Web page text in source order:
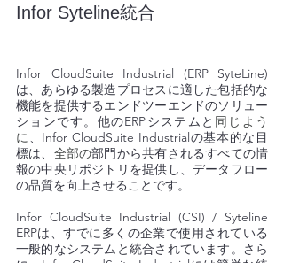
Infor Syteline統合
Infor CloudSuite Industrial (ERP SyteLine)
は、あらゆる製造プロセスに適した包括的な
機能を提供するエンドツーエンドのソリュー
ションです。他のERPシステムと 同じよう
に、Infor CloudSuite Industrialの基本的な目
標は、 全部の部門から共有されるすべての情
報の中央リポジトリを提供し、データフロー
の品質を向上させることです。
Infor CloudSuite Industrial (CSI) / Syteline
ERPは、すでに多くの企業で使用されている
一般的なシステムと統合されています。さら